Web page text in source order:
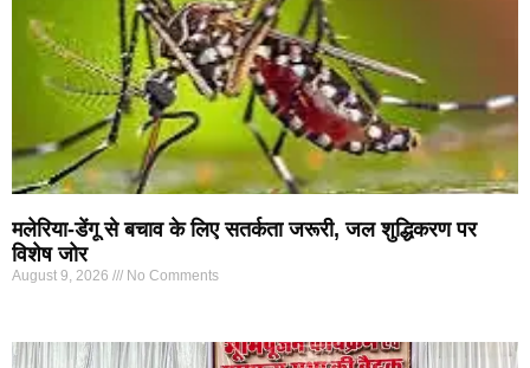
मलेरिया-डेंगू से बचाव के लिए सतर्कता जरूरी, जल शुद्धिकरण पर
विशेष जोर
August 9, 2026 No Comments